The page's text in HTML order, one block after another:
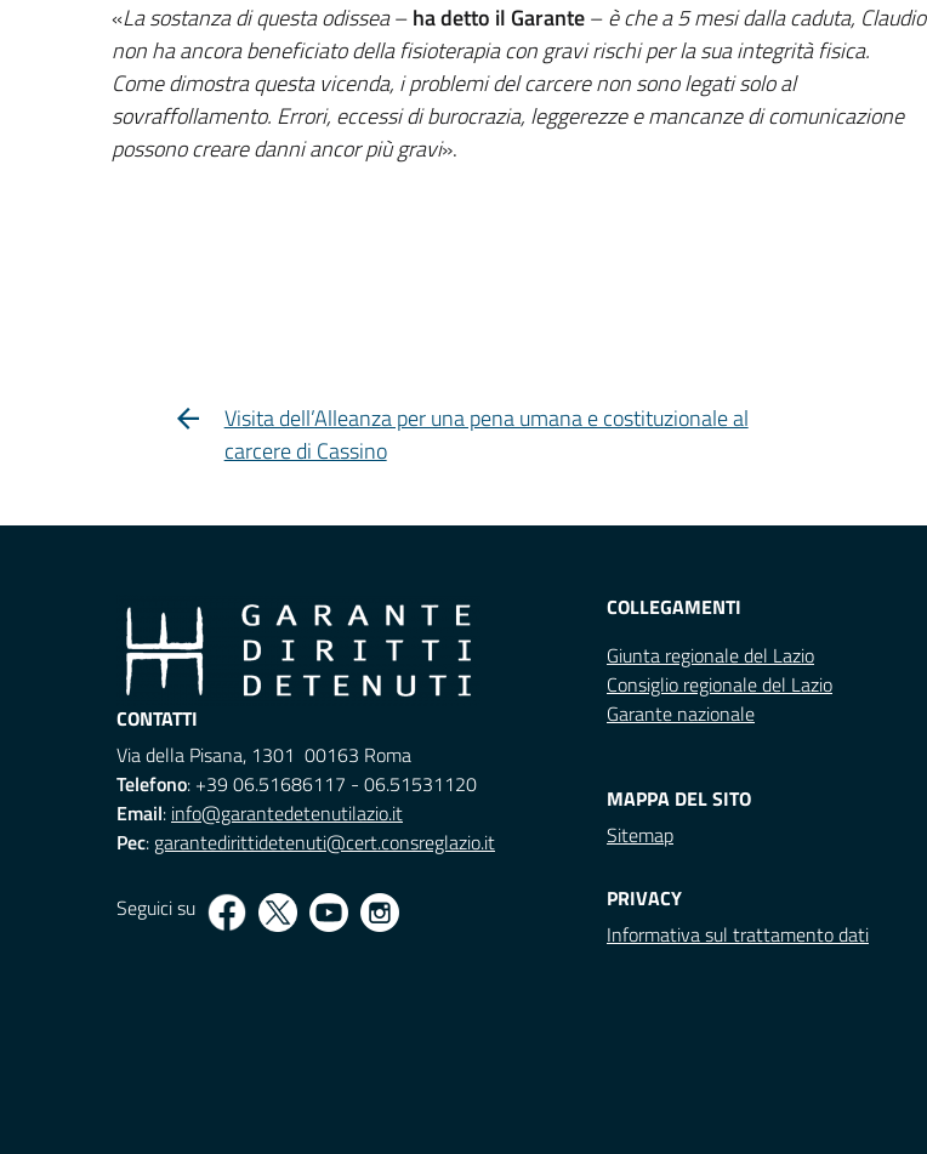
«La sostanza di questa odissea–ha detto il Garante–è che a 5 mesi dalla caduta, Claudio
non ha ancora beneficiato della fisioterapia con gravi rischi per la sua integrità fisica.
Come dimostra questa vicenda, i problemi del carcere non sono legati solo al
sovraffollamento. Errori, eccessi di burocrazia, leggerezze e mancanze di comunicazione
possono creare danni ancor più gravi».
Visita dell’Alleanza per una pena umana e costituzionale al
carcere di Cassino
CONTATTI
Via della Pisana, 1301 00163 Roma
Telefono: +39 06.51686117 - 06.51531120
Email: info@garantedetenutilazio.it
Pec: garantedirittidetenuti@cert.consreglazio.it
Seguici su
COLLEGAMENTI
Giunta regionale del Lazio
Consiglio regionale del Lazio
Garante nazionale
MAPPA DEL SITO
Sitemap
PRIVACY
Informativa sul trattamento dati